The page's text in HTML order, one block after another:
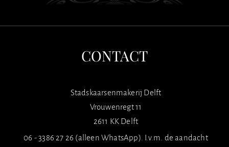
CONTACT
Stadskaarsenmakerij Delft
Vrouwenregt 11
2611 KK Delft
06 - 3386 27 26 (alleen WhatsApp). I.v.m. de aandacht